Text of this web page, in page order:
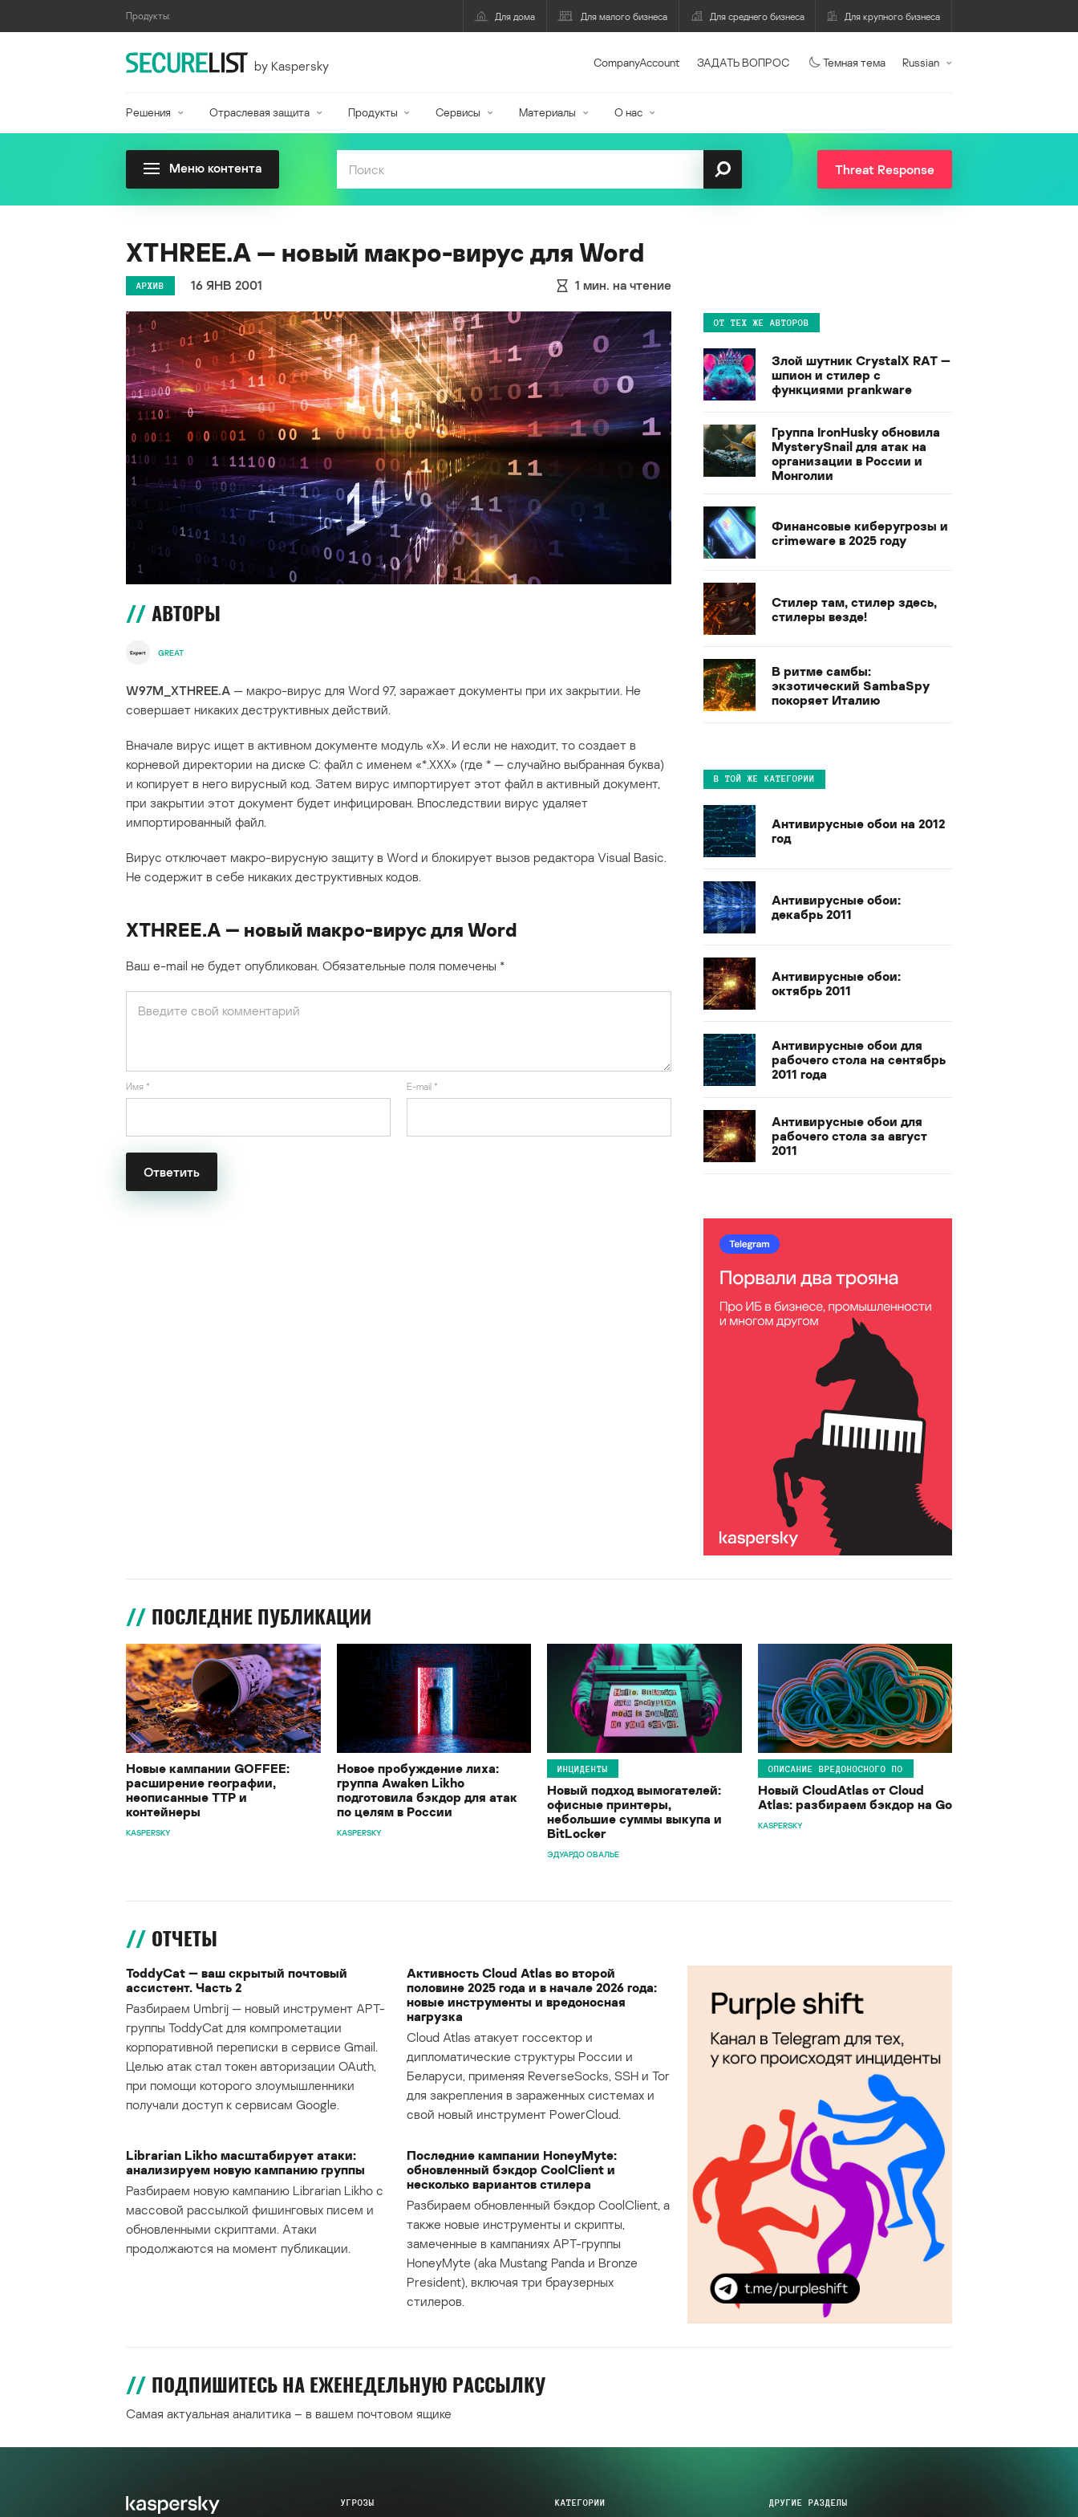
Продукты: Для дома Для малого бизнеса Для среднего бизнеса Для крупного бизнеса
by Kaspersky CompanyAccount ЗАДАТЬ ВОПРОС Темная тема Russian
Решения Отраслевая защита Продукты Сервисы Материалы О нас
Меню контента Threat Response
XTHREE.A — новый макро-вирус для Word
АРХИВ 16 ЯНВ 2001 1 мин. на чтение
АВТОРЫ
GREAT
W97M_XTHREE.A — макро-вирус для Word 97, заражает документы при их закрытии. Не
совершает никаких деструктивных действий.
Вначале вирус ищет в активном документе модуль «X». И если не находит, то создает в
корневой директории на диске C: файл с именем «*.XXX» (где * — случайно выбранная буква)
и копирует в него вирусный код. Затем вирус импортирует этот файл в активный документ,
при закрытии этот документ будет инфицирован. Впоследствии вирус удаляет
импортированный файл.
Вирус отключает макро-вирусную защиту в Word и блокирует вызов редактора Visual Basic.
Не содержит в себе никаких деструктивных кодов.
XTHREE.A — новый макро-вирус для Word
Ваш e-mail не будет опубликован. Обязательные поля помечены *
Имя * E-mail *
ОТ ТЕХ ЖЕ АВТОРОВ
Злой шутник CrystalX RAT —
шпион и стилер с
функциями prankware
Группа IronHusky обновила
MysterySnail для атак на
организации в России и
Монголии
Финансовые киберугрозы и
crimeware в 2025 году
Стилер там, стилер здесь,
стилеры везде!
В ритме самбы:
экзотический SambaSpy
покоряет Италию
В ТОЙ ЖЕ КАТЕГОРИИ
Антивирусные обои на 2012
год
Антивирусные обои:
декабрь 2011
Антивирусные обои:
октябрь 2011
Антивирусные обои для
рабочего стола на сентябрь
2011 года
Антивирусные обои для
рабочего стола за август
2011
ПОСЛЕДНИЕ ПУБЛИКАЦИИ
Новые кампании GOFFEE:
расширение географии,
неописанные TTP и
контейнеры
KASPERSKY
Новое пробуждение лиха:
группа Awaken Likho
подготовила бэкдор для атак
по целям в России
KASPERSKY
ИНЦИДЕНТЫ
Новый подход вымогателей:
офисные принтеры,
небольшие суммы выкупа и
BitLocker
ЭДУАРДО ОВАЛЬЕ
ОПИСАНИЕ ВРЕДОНОСНОГО ПО
Новый CloudAtlas от Cloud
Atlas: разбираем бэкдор на Go
KASPERSKY
ОТЧЕТЫ
ToddyCat — ваш скрытый почтовый
ассистент. Часть 2
Разбираем Umbrij — новый инструмент APT-
группы ToddyCat для компрометации
корпоративной переписки в сервисе Gmail.
Целью атак стал токен авторизации OAuth,
при помощи которого злоумышленники
получали доступ к сервисам Google.
Активность Cloud Atlas во второй
половине 2025 года и в начале 2026 года:
новые инструменты и вредоносная
нагрузка
Cloud Atlas атакует госсектор и
дипломатические структуры России и
Беларуси, применяя ReverseSocks, SSH и Tor
для закрепления в зараженных системах и
свой новый инструмент PowerCloud.
Librarian Likho масштабирует атаки:
анализируем новую кампанию группы
Разбираем новую кампанию Librarian Likho с
массовой рассылкой фишинговых писем и
обновленными скриптами. Атаки
продолжаются на момент публикации.
Последние кампании HoneyMyte:
обновленный бэкдор CoolClient и
несколько вариантов стилера
Разбираем обновленный бэкдор CoolClient, а
также новые инструменты и скрипты,
замеченные в кампаниях APT-группы
HoneyMyte (aka Mustang Panda и Bronze
President), включая три браузерных
стилеров.
ПОДПИШИТЕСЬ НА ЕЖЕНЕДЕЛЬНУЮ РАССЫЛКУ
Самая актуальная аналитика – в вашем почтовом ящике
УГРОЗЫ КАТЕГОРИИ ДРУГИЕ РАЗДЕЛЫ